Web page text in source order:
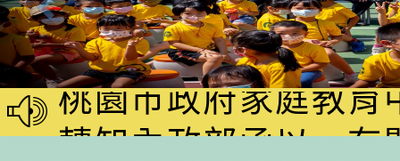
「2026桃園市孔廟
動—儒門初開 智慧
桃園市政府家庭教育
家8月課程資訊」、
轉知內政部函以，有